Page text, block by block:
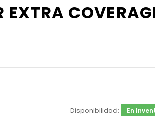
Disponibilidad: En